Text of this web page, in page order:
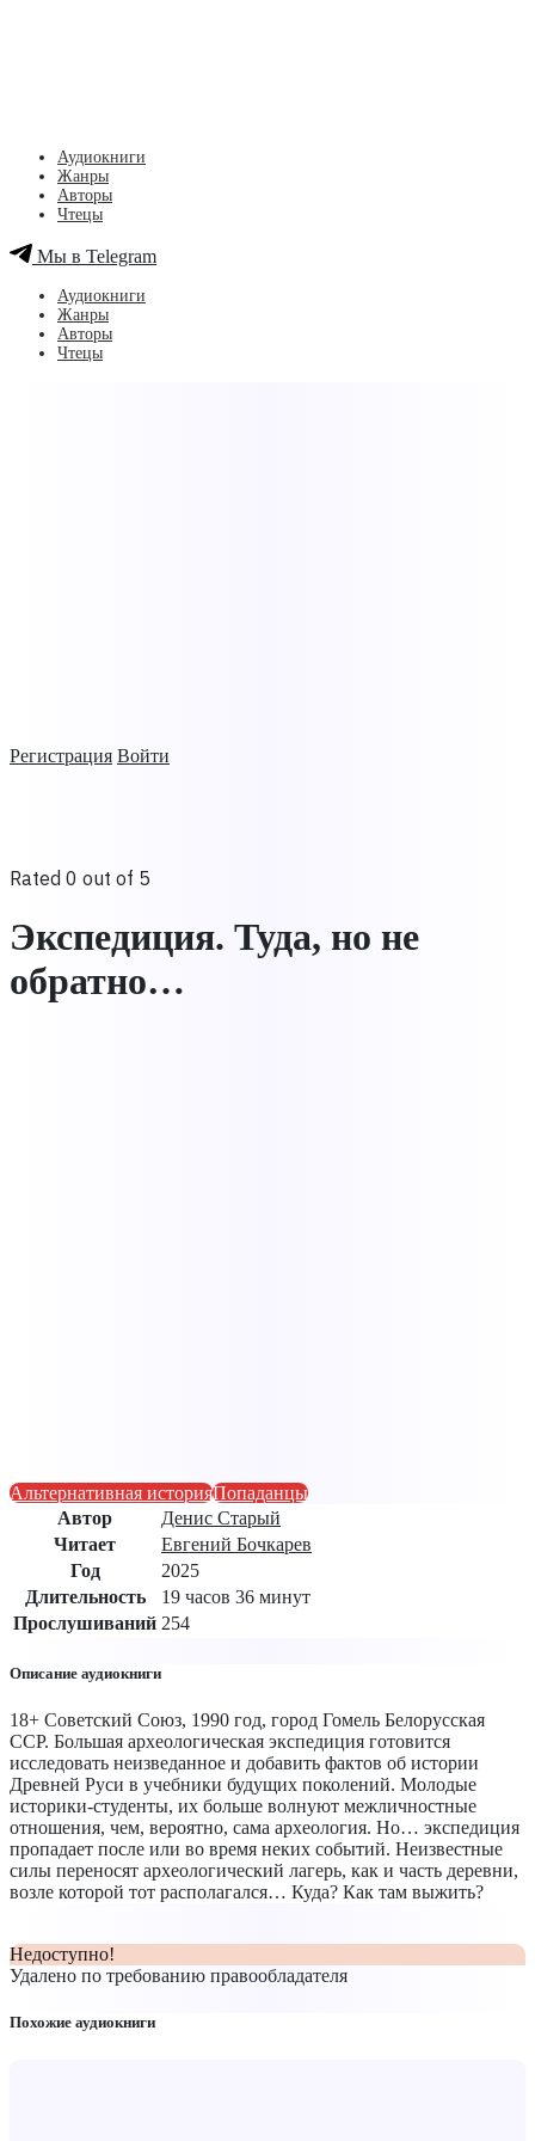
Регистрация Войти
Аудиокниги
Жанры
Авторы
Чтецы
Мы в Telegram
Аудиокниги
Жанры
Авторы
Чтецы
Rated 0 out of 5
Экспедиция. Туда, но не
обратно…
Альтернативная историяПопаданцы
Автор
Денис Старый
Читает
Евгений Бочкарев
Год
2025
Длительность
19 часов 36 минут
Прослушиваний 254
Описание аудиокниги
18+ Советский Союз, 1990 год, город Гомель Белорусская
ССР. Большая археологическая экспедиция готовится
исследовать неизведанное и добавить фактов об истории
Древней Руси в учебники будущих поколений. Молодые
историки-студенты, их больше волнуют межличностные
отношения, чем, вероятно, сама археология. Но… экспедиция
пропадает после или во время неких событий. Неизвестные
силы переносят археологический лагерь, как и часть деревни,
возле которой тот располагался… Куда? Как там выжить?
Недоступно!
Удалено по требованию правообладателя
Похожие аудиокниги